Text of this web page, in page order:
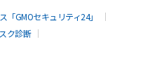
GMOセキュリティ24」
ク診断